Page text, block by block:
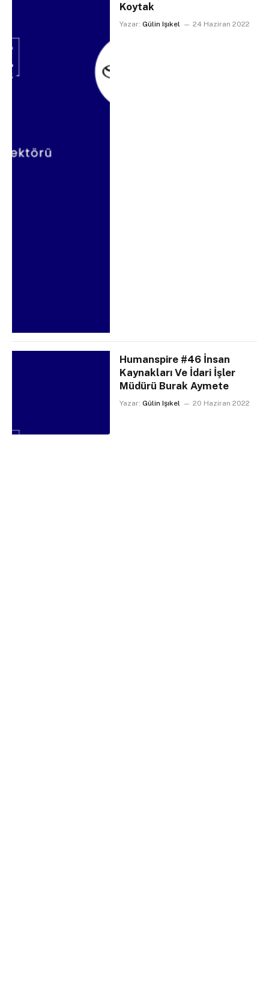
Koytak
Yazar: Gülin Işıkel 24 Haziran 2022
Humanspire #46 İnsan
Kaynakları Ve İdari İşler
Müdürü Burak Aymete
Yazar: Gülin Işıkel 20 Haziran 2022